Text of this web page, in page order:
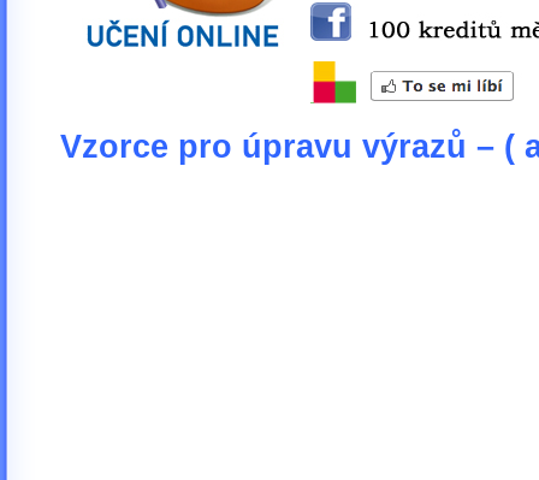
Vzorce pro úpravu výrazů – (